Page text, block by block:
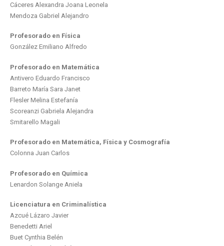
Cáceres Alexandra Joana Leonela
Mendoza Gabriel Alejandro
Profesorado en Física
González Emiliano Alfredo
Profesorado en Matemática
Antivero Eduardo Francisco
Barreto María Sara Janet
Flesler Melina Estefanía
Scoreanzi Gabriela Alejandra
Smitarello Magali
Profesorado en Matemática, Física y Cosmografía
Colonna Juan Carlos
Profesorado en Química
Lenardon Solange Aniela
Licenciatura en Criminalística
Azcué Lázaro Javier
Benedetti Ariel
Buet Cynthia Belén